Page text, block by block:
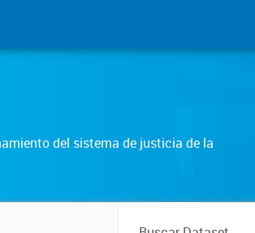
del sistema de justicia de la